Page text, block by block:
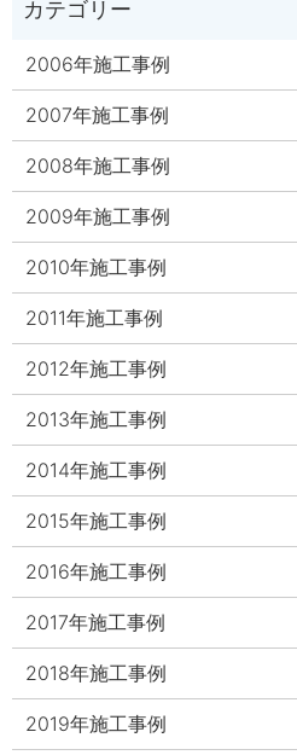
2006年施工事例
2007年施工事例
2008年施工事例
2009年施工事例
2010年施工事例
2011年施工事例
2012年施工事例
2013年施工事例
2014年施工事例
2015年施工事例
2016年施工事例
2017年施工事例
2018年施工事例
2019年施工事例